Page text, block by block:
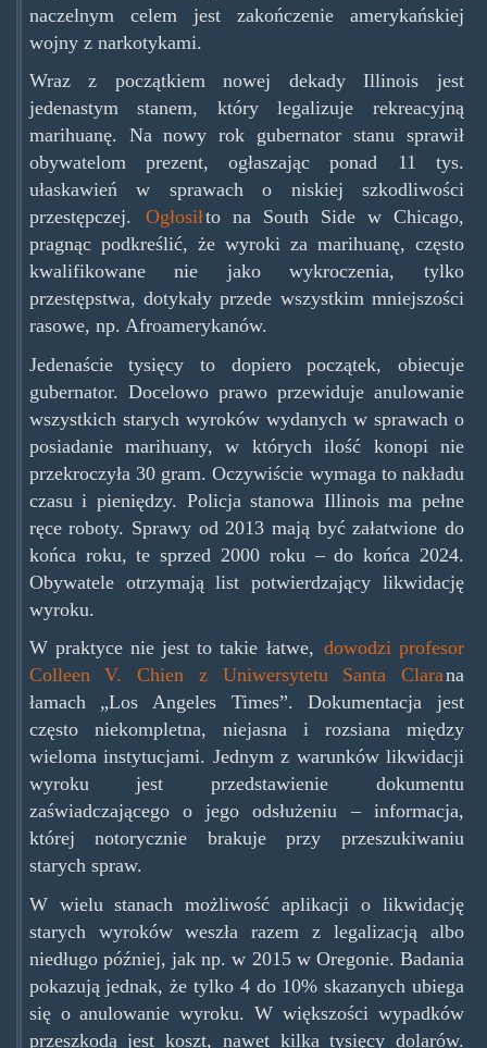
naczelnym celem jest zakończenie amerykańskiej
wojny z narkotykami.
Wraz z początkiem nowej dekady Illinois jest
jedenastym stanem, który legalizuje rekreacyjną
marihuanę. Na nowy rok gubernator stanu sprawił
obywatelom prezent, ogłaszając ponad 11 tys.
ułaskawień w sprawach o niskiej szkodliwości
przestępczej.
Ogłosiłto na South Side w Chicago,
pragnąc podkreślić, że wyroki za marihuanę, często
kwalifikowane nie jako wykroczenia, tylko
przestępstwa, dotykały przede wszystkim mniejszości
rasowe, np. Afroamerykanów.
Jedenaście tysięcy to dopiero początek, obiecuje
gubernator. Docelowo prawo przewiduje anulowanie
wszystkich starych wyroków wydanych w sprawach o
posiadanie marihuany, w których ilość konopi nie
przekroczyła 30 gram. Oczywiście wymaga to nakładu
czasu i pieniędzy. Policja stanowa Illinois ma pełne
ręce roboty. Sprawy od 2013 mają być załatwione do
końca roku, te sprzed 2000 roku – do końca 2024.
Obywatele otrzymają list potwierdzający likwidację
wyroku.
W praktyce nie jest to takie łatwe, dowodzi profesor
Colleen V. Chien z Uniwersytetu Santa Clarana
łamach „Los Angeles Times”. Dokumentacja jest
często niekompletna, niejasna i rozsiana między
wieloma instytucjami. Jednym z warunków likwidacji
wyroku jest przedstawienie dokumentu
zaświadczającego o jego odsłużeniu – informacja,
której notorycznie brakuje przy przeszukiwaniu
starych spraw.
W wielu stanach możliwość aplikacji o likwidację
starych wyroków weszła razem z legalizacją albo
niedługo później, jak np. w 2015 w Oregonie. Badania
pokazują jednak, że tylko 4 do 10% skazanych ubiega
się o anulowanie wyroku. W większości wypadków
przeszkodą jest koszt, nawet kilka tysięcy dolarów.